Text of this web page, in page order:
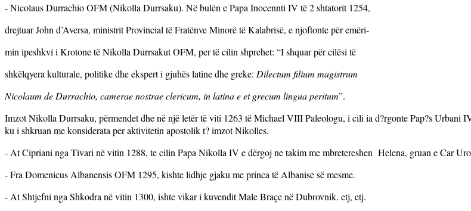
- Nicolaus Durrachio OFM (Nikolla Durrsaku). Në bulën e Papa Inocennti IV të 2 shtatorit 1254,
drejtuar John d’Aversa, ministrit Provincial të Fratënve Minorë të Kalabrisë, e njoftonte për emëri-
min ipeshkvi i Krotone të Nikolla Durrsakut OFM, per të cilin shprehet: “I shquar për cilësi të
shkëlqyera kulturale, politike dhe ekspert i gjuhës latine dhe greke: Dilectum filium magistrum
Nicolaum de Durrachio, camerae nostrae clericum, in latina e et grecum lingua peritum”.
Imzot Nikolla Durrsaku, përmendet dhe në një letër të viti 1263 të Michael VIII Paleologu, i cili ia d?rgonte Pap?s Urbani
ku i shkruan me konsiderata per aktivitetin apostolik t? imzot Nikolles.
- At Cipriani nga Tivari në vitin 1288, te cilin Papa Nikolla IV e dërgoj ne takim me mbretereshen Helena, gruan e Car
-Fra Domenicus Albanensis OFM 1295, kishte lidhje gjaku me princa të Albanise së mesme.
- At Shtjefni nga Shkodra në vitin 1300, ishte vikar i kuvendit Male Braçe në Dubrovnik. etj, etj.